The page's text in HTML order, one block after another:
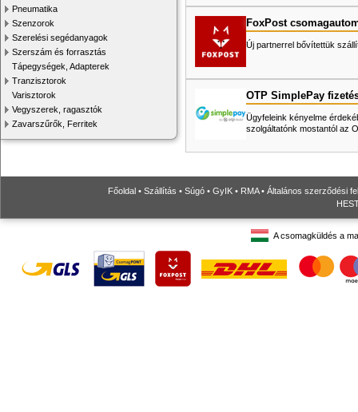
Pneumatika
Szenzorok
Szerelési segédanyagok
Szerszám és forrasztás
Tápegységek, Adapterek
Tranzisztorok
Varisztorok
Vegyszerek, ragasztók
Zavarszűrők, Ferritek
FoxPost
Új partnerrel bővítettük
OTP SimplePay
Ügyfeleink kényelme
szolgáltatónk mostantól az
Főoldal • Szállítás • Súgó • GyIK • RMA• Általános szerződési
A csomagküldés a